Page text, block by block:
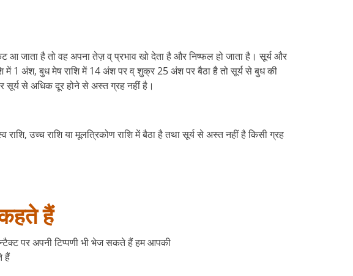
जाता है तो वह अपना तेज़ व् प्रभाव खो देता है और निष्फल हो जाता है। सूर्य और
में 1 अंश, बुध मेष राशि में 14 अंश पर व् शुक्र 25 अंश पर बैठा है तो सूर्य से बुध की
से अधिक दूर होने से अस्त ग्रह नहीं है।
उच्च राशि या मूलत्रिकोण राशि में बैठा है तथा सूर्य से अस्त नहीं है किसी ग्रह
कहते हैं
पर अपनी टिप्पणी भी भेज सकते हैं हम आपकी
हैं